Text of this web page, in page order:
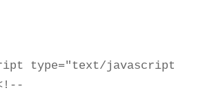
type="text/javascript">